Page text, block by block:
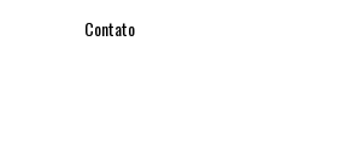
Contato